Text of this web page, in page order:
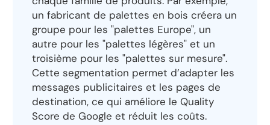
un fabricant de palettes en bois créera un
groupe pour les "palettes Europe", un
autre pour les "palettes légères" et un
troisième pour les "palettes sur mesure".
Cette segmentation permet d’adapter les
messages publicitaires et les pages de
destination, ce qui améliore le Quality
Score de Google et réduit les coûts.